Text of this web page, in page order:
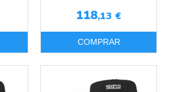
118,13 €
COMPRAR